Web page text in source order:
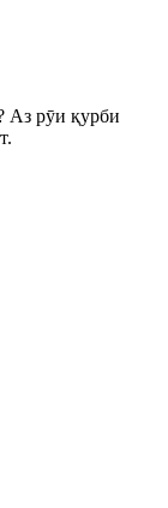
Аз рӯи қурби